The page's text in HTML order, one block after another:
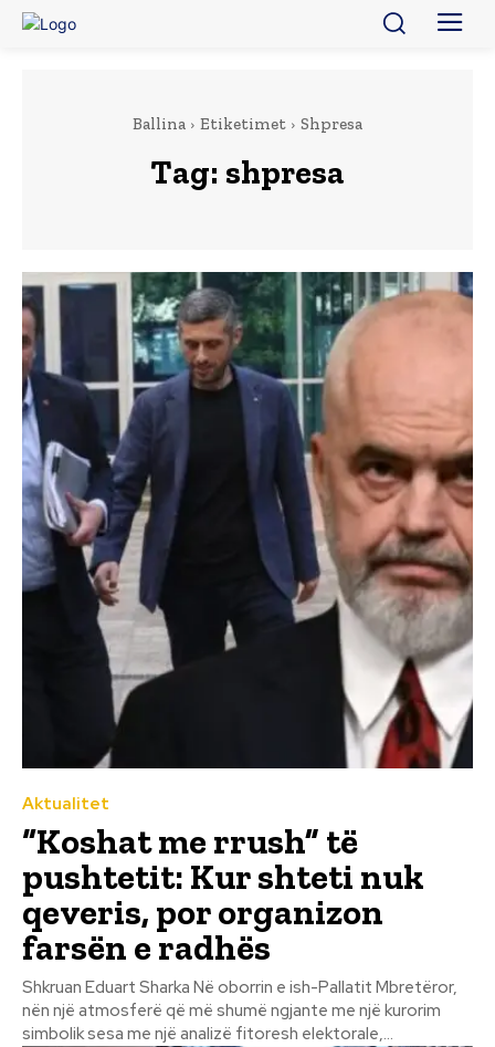
Ballina Etiketimet Shpresa
Tag: shpresa
Aktualitet
“Koshat me rrush” të
pushtetit: Kur shteti nuk
qeveris, por organizon
farsën e radhës
Shkruan Eduart Sharka Në oborrin e ish-Pallatit Mbretëror,
nën një atmosferë që më shumë ngjante me një kurorim
simbolik sesa me një analizë fitoresh elektorale,...